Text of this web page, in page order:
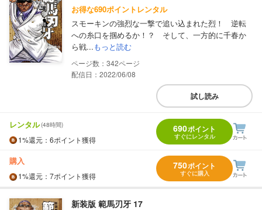
お得な690ポイントレンタル
スモーキンの強烈な一撃で追い込まれた烈！ 逆転
への糸口を掴めるか！？ そして、一方的に千春か
ら戦...もっと読む
342
配信日：2022/06/08
試し読み
レンタル(48時間)
1%還元 ：6ポイント獲得
690ポイント
すぐにレンタル
購入
1%還元 ：7ポイント獲得
750ポイント
すぐに購入
新装版 範馬刃牙 17